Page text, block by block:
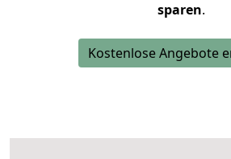
sparen.
Kostenlose Angebote